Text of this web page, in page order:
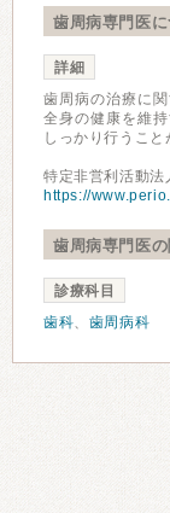
歯周病専門医に
詳細
歯周病の治療に
全身の健康を維
しっかり行うこと
特定非営利活動法
https://
歯周病専門医の
診療科目
歯科、 歯周病科